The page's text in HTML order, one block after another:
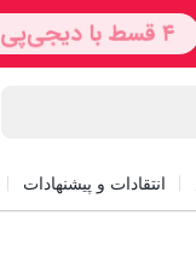
انتقادات و پیشنهادات